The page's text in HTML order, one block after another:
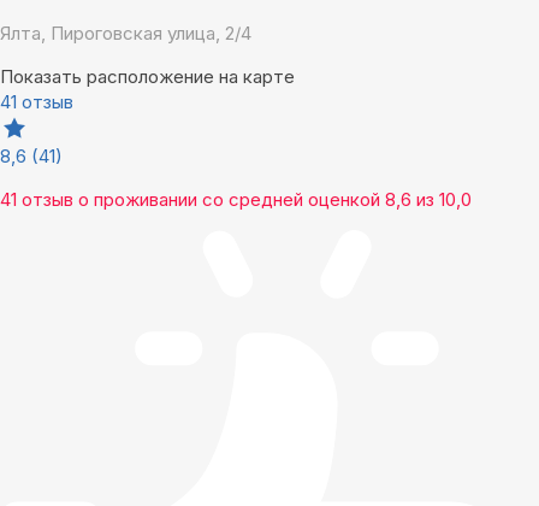
Ялта, Пироговская улица, 2/4
Показать расположение на карте
41 отзыв
8,6 (41)
41 отзыв о проживании со средней оценкой 8,6 из 10,0